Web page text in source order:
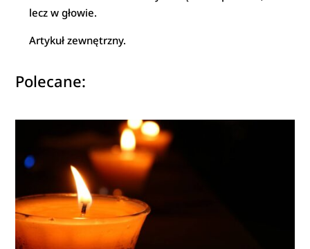
lecz w głowie.
Artykuł zewnętrzny.
Polecane: